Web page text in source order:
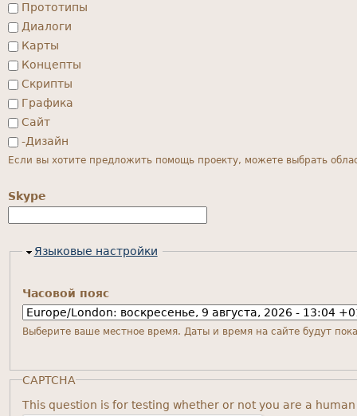
Прототипы
Диалоги
Карты
Концепты
Скрипты
Графика
Сайт
-Дизайн
Если вы хотите предложить помощь проекту, можете выбрать
Skype
Скрыть
Языковые настройки
Часовой пояс
Выберите ваше местное время. Даты и время на сайте будут
CAPTCHA
This question is for testing whether or not you are a